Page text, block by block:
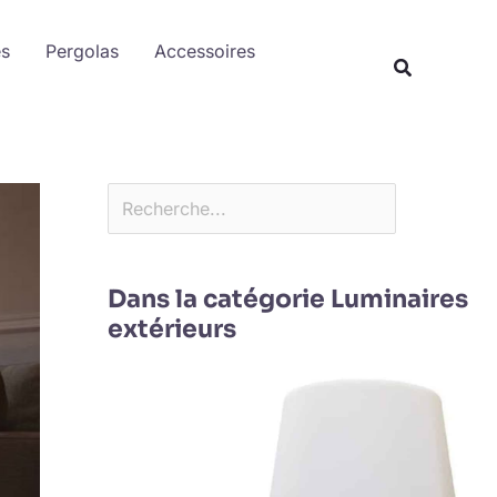
Pergolas Accessoires
Dans la catégorie Luminaires
extérieurs